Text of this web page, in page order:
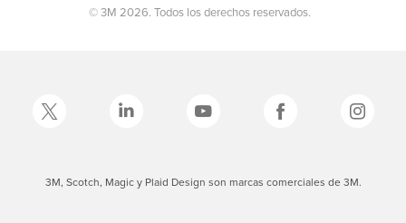
© 3M 2026. Todos los derechos reservados.
3M, Scotch, Magic y Plaid Design son marcas comerciales de 3M.